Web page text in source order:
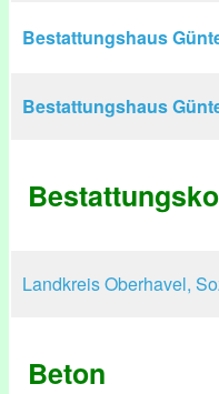
Bestattungshaus
Bestattungshaus
Landkreis Oberhavel,
Beton